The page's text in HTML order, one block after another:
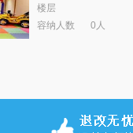
楼层
容纳人数
0人